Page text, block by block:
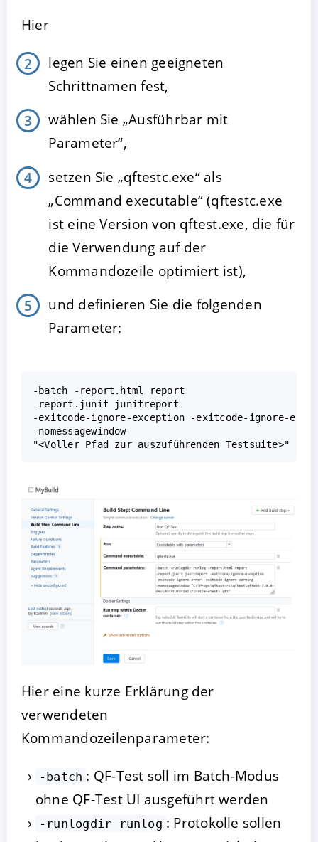
Hier
legen Sie einen geeigneten
Schrittnamen fest,
wählen Sie „Ausführbar mit
Parameter“,
setzen Sie „qftestc.exe“ als
„Command executable“ (qftestc.exe
ist eine Version von qftest.exe, die für
die Verwendung auf der
Kommandozeile optimiert ist),
und definieren Sie die folgenden
Parameter:
-batch -report.html report
-report.junit junitreport
-exitcode-ignore-exception -exitcode-ignore-
-nomessagewindow
Hier eine kurze Erklärung der
verwendeten
Kommandozeilenparameter:
-batch : QF-Test soll im Batch-Modus
ohne QF-Test UI ausgeführt werden
-runlogdir runlog : Protokolle sollen